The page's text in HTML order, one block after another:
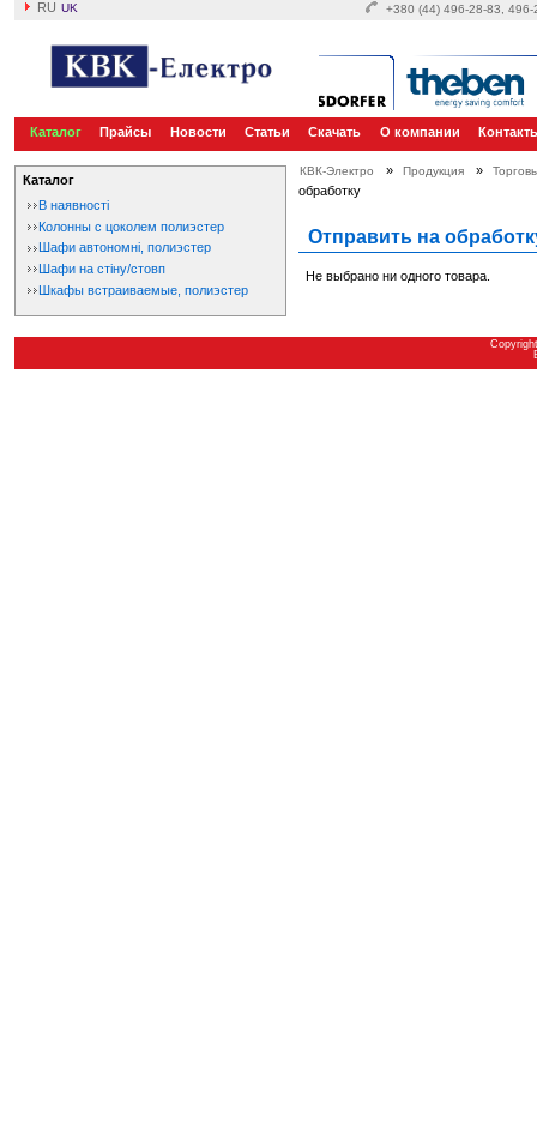
RU UK +380 (44) 496-28-83,
Каталог Прайсы Новости Статьи Скачать О компании
Каталог
В наявності
Колонны с цоколем полиэстер
Шафи автономні, полиэстер
Шафи на стіну/стовп
Шкафы встраиваемые, полиэстер
КВК-Электро » Продукция »
обработку
Отправить на
Не выбрано ни одного товара.